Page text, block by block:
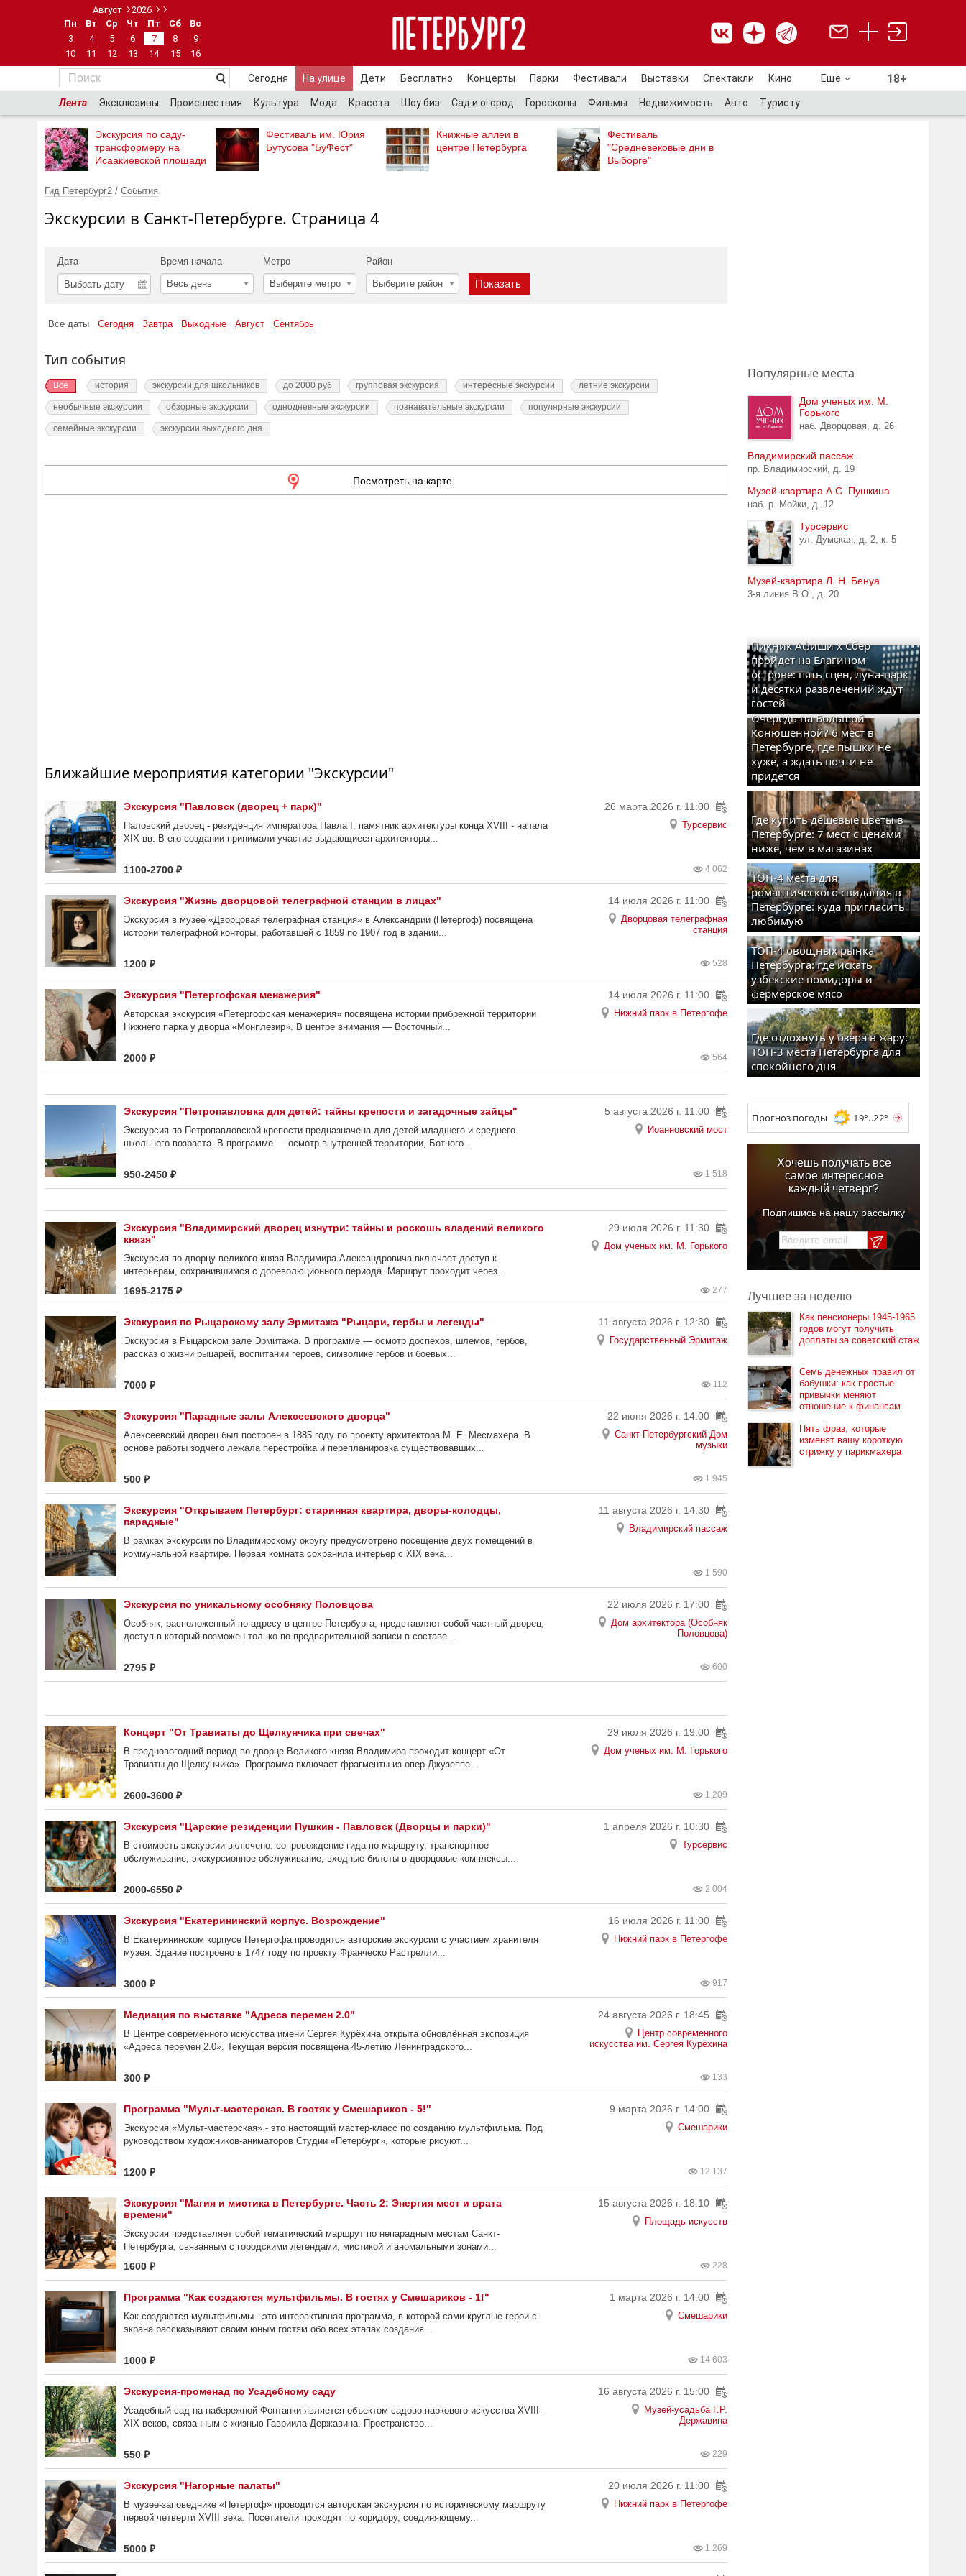
Август
2026
Пн
Вт Ср Чт Пт Сб
Вс
3
4 5 6 7 8
9
10
11 12 13 14 15 16
Сегодня На улице Дети Бесплатно Концерты Парки Фестивали Выставки Спектакли Кино Ещё 18+
Лента Эксклюзивы Происшествия Культура Мода Красота Шоу биз Сад и огород Гороскопы Фильмы Недвижимость Авто Туристу
Экскурсия по саду-
трансформеру на
Исаакиевской площади
Фестиваль им. Юрия
Бутусова "БуФест"
Книжные аллеи в
центре Петербурга
Фестиваль
"Средневековые дни в
Выборге"
Гид Петербург2 / События
Экскурсии в Санкт-Петербурге. Страница 4
Дата Время начала Метро Район
Весь день Выберите метро Выберите район
Все даты Сегодня Завтра Выходные Август Сентябрь
Тип события
Все история экскурсии для школьников до 2000 руб групповая экскурсия интересные экскурсии летние экскурсии
необычные экскурсии обзорные экскурсии однодневные экскурсии познавательные экскурсии популярные экскурсии
семейные экскурсии экскурсии выходного дня
Посмотреть на карте
Ближайшие мероприятия категории "Экскурсии"
26 марта 2026 г. 11:00
Экскурсия "Павловск (дворец + парк)"
Паловский дворец - резиденция императора Павла I, памятник архитектуры конца XVIII - начала
XIX вв. В его создании принимали участие выдающиеся архитекторы...
Турсервис
1100-2700 ₽ 4 062
14 июля 2026 г. 11:00
Экскурсия "Жизнь дворцовой телеграфной станции в лицах"
Экскурсия в музее «Дворцовая телеграфная станция» в Александрии (Петергоф) посвящена
истории телеграфной конторы, работавшей с 1859 по 1907 год в здании...
Дворцовая телеграфная
станция
1200 ₽ 528
14 июля 2026 г. 11:00
Экскурсия "Петергофская менажерия"
Авторская экскурсия «Петергофская менажерия» посвящена истории прибрежной территории
Нижнего парка у дворца «Монплезир». В центре внимания — Восточный...
Нижний парк в Петергофе
2000 ₽ 564
5 августа 2026 г. 11:00
Экскурсия "Петропавловка для детей: тайны крепости и загадочные зайцы"
Экскурсия по Петропавловской крепости предназначена для детей младшего и среднего
школьного возраста. В программе — осмотр внутренней территории, Ботного...
Иоанновский мост
950-2450 ₽ 1 518
29 июля 2026 г. 11:30
Экскурсия "Владимирский дворец изнутри: тайны и роскошь владений великого
князя"
Экскурсия по дворцу великого князя Владимира Александровича включает доступ к
интерьерам, сохранившимся с дореволюционного периода. Маршрут проходит через...
Дом ученых им. М. Горького
1695-2175 ₽ 277
11 августа 2026 г. 12:30
Экскурсия по Рыцарскому залу Эрмитажа "Рыцари, гербы и легенды"
Экскурсия в Рыцарском зале Эрмитажа. В программе — осмотр доспехов, шлемов, гербов,
рассказ о жизни рыцарей, воспитании героев, символике гербов и боевых...
Государственный Эрмитаж
7000 ₽ 112
22 июня 2026 г. 14:00
Экскурсия "Парадные залы Алексеевского дворца"
Алексеевский дворец был построен в 1885 году по проекту архитектора М. Е. Месмахера. В
основе работы зодчего лежала перестройка и перепланировка существовавших...
Санкт-Петербургский Дом
музыки
500 ₽ 1 945
11 августа 2026 г. 14:30
Экскурсия "Открываем Петербург: старинная квартира, дворы-колодцы,
парадные"
В рамках экскурсии по Владимирскому округу предусмотрено посещение двух помещений в
коммунальной квартире. Первая комната сохранила интерьер с XIX века...
Владимирский пассаж
1 590
22 июля 2026 г. 17:00
Экскурсия по уникальному особняку Половцова
Особняк, расположенный по адресу в центре Петербурга, представляет собой частный дворец,
доступ в который возможен только по предварительной записи в составе...
Дом архитектора (Особняк
Половцова)
2795 ₽ 600
29 июля 2026 г. 19:00
Концерт "От Травиаты до Щелкунчика при свечах"
В предновогодний период во дворце Великого князя Владимира проходит концерт «От
Травиаты до Щелкунчика». Программа включает фрагменты из опер Джузеппе...
Дом ученых им. М. Горького
2600-3600 ₽ 1 209
1 апреля 2026 г. 10:30
Экскурсия "Царские резиденции Пушкин - Павловск (Дворцы и парки)"
В стоимость экскурсии включено: сопровождение гида по маршруту, транспортное
обслуживание, экскурсионное обслуживание, входные билеты в дворцовые комплексы...
Турсервис
2000-6550 ₽ 2 004
16 июля 2026 г. 11:00
Экскурсия "Екатерининский корпус. Возрождение"
В Екатерининском корпусе Петергофа проводятся авторские экскурсии с участием хранителя
музея. Здание построено в 1747 году по проекту Франческо Растрелли...
Нижний парк в Петергофе
3000 ₽ 917
24 августа 2026 г. 18:45
Медиация по выставке "Адреса перемен 2.0"
В Центре современного искусства имени Сергея Курёхина открыта обновлённая экспозиция
«Адреса перемен 2.0». Текущая версия посвящена 45-летию Ленинградского...
Центр современного
искусства им. Сергея Курёхина
300 ₽ 133
9 марта 2026 г. 14:00
Программа "Мульт-мастерская. В гостях у Смешариков - 5!"
Экскурсия «Мульт-мастерская» - это настоящий мастер-класс по созданию мультфильма. Под
руководством художников-аниматоров Студии «Петербург», которые рисуют...
Смешарики
1200 ₽ 12 137
15 августа 2026 г. 18:10
Экскурсия "Магия и мистика в Петербурге. Часть 2: Энергия мест и врата
времени"
Экскурсия представляет собой тематический маршрут по непарадным местам Санкт-
Петербурга, связанным с городскими легендами, мистикой и аномальными зонами...
Площадь искусств
1600 ₽ 228
1 марта 2026 г. 14:00
Программа "Как создаются мультфильмы. В гостях у Смешариков - 1!"
Как создаются мультфильмы - это интерактивная программа, в которой сами круглые герои с
экрана рассказывают своим юным гостям обо всех этапах создания...
Смешарики
1000 ₽ 14 603
16 августа 2026 г. 15:00
Экскурсия-променад по Усадебному саду
Усадебный сад на набережной Фонтанки является объектом садово-паркового искусства XVIII–
XIX веков, связанным с жизнью Гавриила Державина. Пространство...
Музей-усадьба Г.Р.
Державина
550 ₽ 229
20 июля 2026 г. 11:00
Экскурсия "Нагорные палаты"
В музее-заповеднике «Петергоф» проводится авторская экскурсия по историческому маршруту
первой четверти XVIII века. Посетители проходят по коридору, соединяющему...
Нижний парк в Петергофе
5000 ₽ 1 269
Популярные места
Дом ученых им. М.
Горького
наб. Дворцовая, д. 26
Владимирский пассаж
пр. Владимирский, д. 19
Музей-квартира А.С. Пушкина
наб. р. Мойки, д. 12
Турсервис
ул. Думская, д. 2, к. 5
Музей-квартира Л. Н. Бенуа
3-я линия В.О., д. 20
Пикник Афиши x Сбер
пройдет на Елагином
острове: пять сцен, луна-парк
и десятки развлечений ждут
гостей
Очередь на Большой
Конюшенной? 6 мест в
Петербурге, где пышки не
хуже, а ждать почти не
придется
Где купить дешевые цветы в
Петербурге: 7 мест с ценами
ниже, чем в магазинах
ТОП-4 места для
романтического свидания в
Петербурге: куда пригласить
любимую
ТОП-4 овощных рынка
Петербурга: где искать
узбекские помидоры и
фермерское мясо
Где отдохнуть у озера в жару:
ТОП-3 места Петербурга для
спокойного дня
Прогноз погоды 19°..22°
Хочешь получать все
самое интересное
каждый четверг?
Подпишись на нашу рассылку
Лучшее за неделю
Как пенсионеры 1945-1965
годов могут получить
доплаты за советский стаж
Семь денежных правил от
бабушки: как простые
привычки меняют
отношение к финансам
Пять фраз, которые
изменят вашу короткую
стрижку у парикмахера